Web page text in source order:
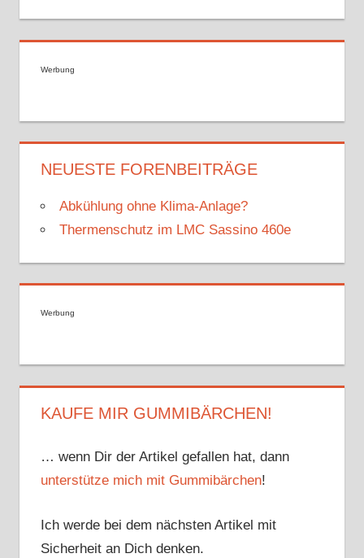
Werbung
NEUESTE FORENBEITRÄGE
Abkühlung ohne Klima-Anlage?
Thermenschutz im LMC Sassino 460e
Werbung
KAUFE MIR GUMMIBÄRCHEN!
… wenn Dir der Artikel gefallen hat, dann
unterstütze mich mit Gummibärchen!
Ich werde bei dem nächsten Artikel mit
Sicherheit an Dich denken.